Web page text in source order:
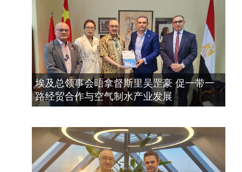
埃及总领事会晤拿督斯里吴罡豪 促一带一
路经贸合作与空气制水产业发展